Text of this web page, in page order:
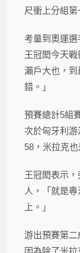
尺衝上分組第
考量到奧運選
王冠閎今天
瀨戶大也，
錯。」
預賽總計5組
次於匈牙利
58，米拉克
王冠閎表示
人，「就是
上。」
游出預賽第二
因為除了米